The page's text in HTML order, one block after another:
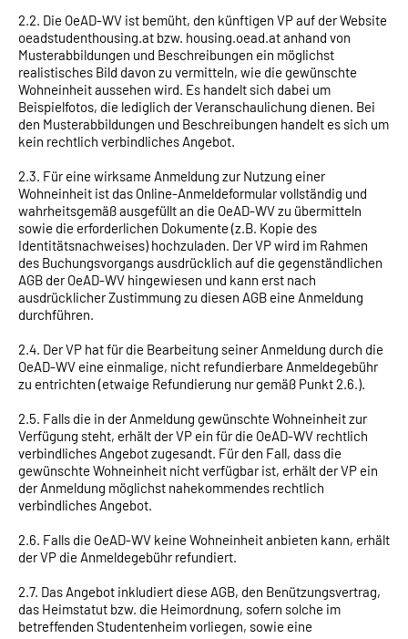
2.2. Die OeAD-WV ist bemüht, den künftigen VP auf der Website
oeadstudenthousing.at bzw. housing.oead.at anhand von
Musterabbildungen und Beschreibungen ein möglichst
realistisches Bild davon zu vermitteln, wie die gewünschte
Wohneinheit aussehen wird. Es handelt sich dabei um
Beispielfotos, die lediglich der Veranschaulichung dienen. Bei
den Musterabbildungen und Beschreibungen handelt es sich um
kein rechtlich verbindliches Angebot.
2.3. Für eine wirksame Anmeldung zur Nutzung einer
Wohneinheit ist das Online-Anmeldeformular vollständig und
wahrheitsgemäß ausgefüllt an die OeAD-WV zu übermitteln
sowie die erforderlichen Dokumente (z.B. Kopie des
Identitätsnachweises) hochzuladen. Der VP wird im Rahmen
des Buchungsvorgangs ausdrücklich auf die gegenständlichen
AGB der OeAD-WV hingewiesen und kann erst nach
ausdrücklicher Zustimmung zu diesen AGB eine Anmeldung
durchführen.
2.4. Der VP hat für die Bearbeitung seiner Anmeldung durch die
OeAD-WV eine einmalige, nicht refundierbare Anmeldegebühr
zu entrichten (etwaige Refundierung nur gemäß Punkt 2.6.).
2.5. Falls die in der Anmeldung gewünschte Wohneinheit zur
Verfügung steht, erhält der VP ein für die OeAD-WV rechtlich
verbindliches Angebot zugesandt. Für den Fall, dass die
gewünschte Wohneinheit nicht verfügbar ist, erhält der VP ein
der Anmeldung möglichst nahekommendes rechtlich
verbindliches Angebot.
2.6. Falls die OeAD-WV keine Wohneinheit anbieten kann, erhält
der VP die Anmeldegebühr refundiert.
2.7. Das Angebot inkludiert diese AGB, den Benützungsvertrag,
das Heimstatut bzw. die Heimordnung, sofern solche im
betreffenden Studentenheim vorliegen, sowie eine